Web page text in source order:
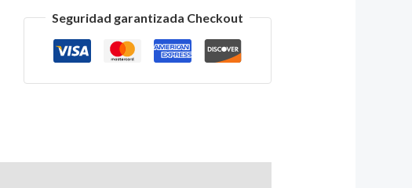
Seguridad garantizada Checkout